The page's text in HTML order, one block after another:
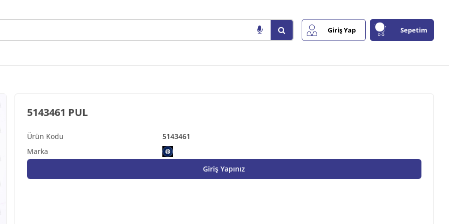
Giriş Yap Sepetim
5143461
5143461 PUL
Giriş Yapınız